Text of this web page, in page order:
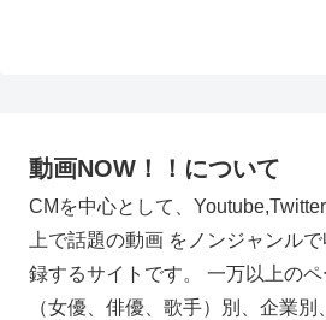
動画NOW！！について
CMを中心として、
上で話題の動画 をノンジャンル
録するサイトです。 一万以上の
（女優、俳優、歌手）別、企業